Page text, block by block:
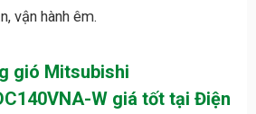
vận hành êm.
gió Mitsubishi
W giá tốt tại Điện